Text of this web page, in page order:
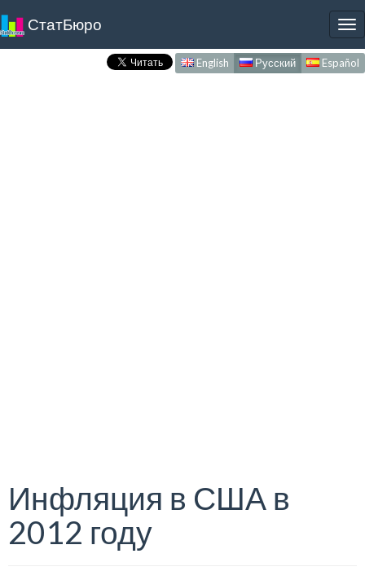
СтатБюро
English Русский Español
Инфляция в США в
2012 году